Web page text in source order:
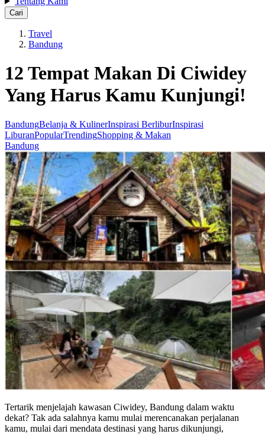
Cari
Travel
Bandung
12 Tempat Makan Di Ciwidey
Yang Harus Kamu Kunjungi!
BandungBelanja & KulinerInspirasi BerliburInspirasi
LiburanPopularTrendingShopping & Makan
Bandung
Tertarik menjelajah kawasan Ciwidey, Bandung dalam waktu
dekat? Tak ada salahnya kamu mulai merencanakan perjalanan
kamu, mulai dari mendata destinasi yang harus dikunjungi,